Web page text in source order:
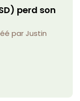
perd son
par Justin